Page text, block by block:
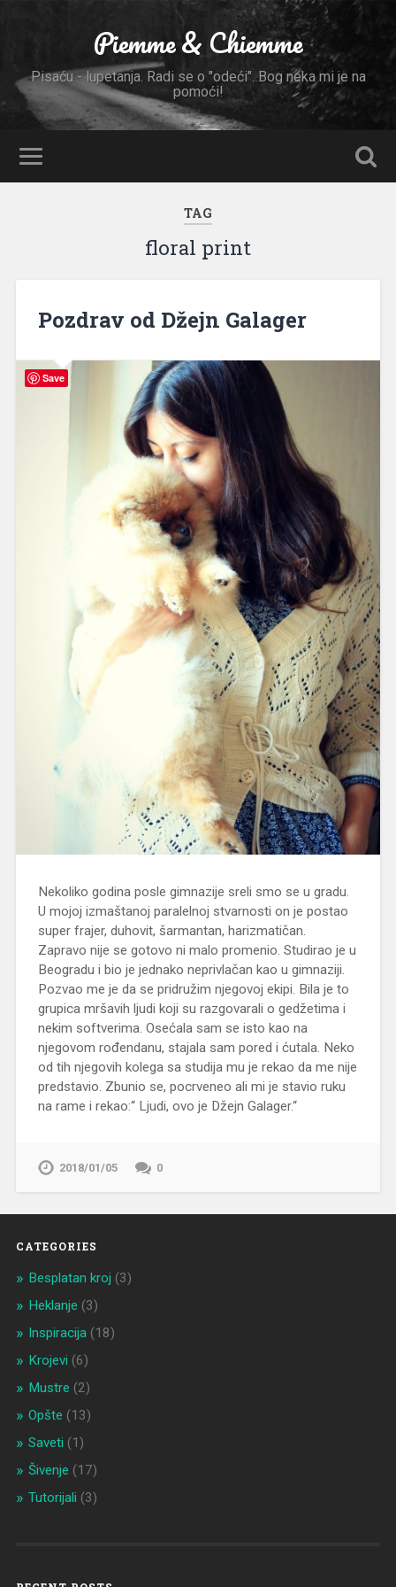
Piemme & Chiemme
Pisaću - lupetanja. Radi se o "odeći". Bog neka mi je na
pomoći!
TAG
floral print
Pozdrav od Džejn Galager
Nekoliko godina posle gimnazije sreli smo se u gradu.
U mojoj izmaštanoj paralelnoj stvarnosti on je postao
super frajer, duhovit, šarmantan, harizmatičan.
Zapravo nije se gotovo ni malo promenio. Studirao je u
Beogradu i bio je jednako neprivlačan kao u gimnaziji.
Pozvao me je da se pridružim njegovoj ekipi. Bila je to
grupica mršavih ljudi koji su razgovarali o gedžetima i
nekim softverima. Osećala sam se isto kao na
njegovom rođendanu, stajala sam pored i ćutala. Neko
od tih njegovih kolega sa studija mu je rekao da me nije
predstavio. Zbunio se, pocrveneo ali mi je stavio ruku
na rame i rekao:“ Ljudi, ovo je Džejn Galager.“
2018/01/05 0
CATEGORIES
Besplatan kroj (3)
Heklanje (3)
Inspiracija(18)
Krojevi (6)
Mustre (2)
Opšte (13)
Saveti (1)
Šivenje (17)
Tutorijali (3)
Save